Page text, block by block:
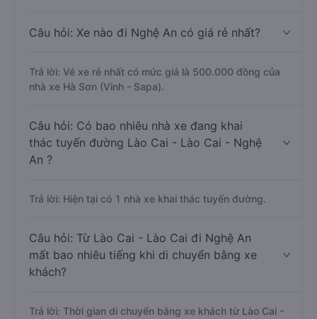
Câu hỏi: Xe nào đi Nghệ An có giá rẻ nhất?
Trả lời: Vé xe rẻ nhất có mức giá là 500.000 đồng của
nhà xe Hà Sơn (Vinh - Sapa).
Câu hỏi: Có bao nhiêu nhà xe đang khai
thác tuyến đường Lào Cai - Lào Cai - Nghệ
An ?
Trả lời: Hiện tại có 1 nhà xe khai thác tuyến đường.
Câu hỏi: Từ Lào Cai - Lào Cai đi Nghệ An
mất bao nhiêu tiếng khi di chuyển bằng xe
khách?
Trả lời: Thời gian di chuyển bằng xe khách từ Lào Cai -